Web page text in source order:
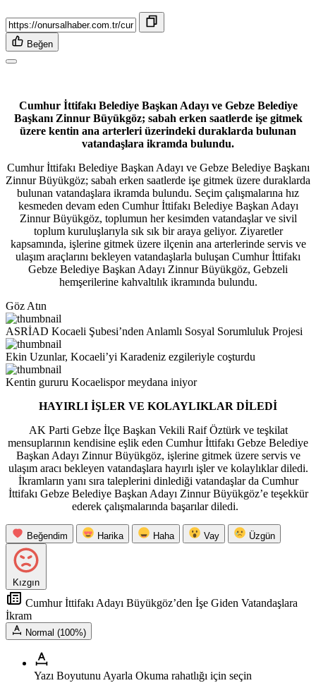
Beğen
Cumhur İttifakı Belediye Başkan Adayı ve Gebze Belediye
Başkanı Zinnur Büyükgöz; sabah erken saatlerde işe gitmek
üzere kentin ana arterleri üzerindeki duraklarda bulunan
vatandaşlara ikramda bulundu.
Cumhur İttifakı Belediye Başkan Adayı ve Gebze Belediye Başkanı
Zinnur Büyükgöz; sabah erken saatlerde işe gitmek üzere duraklarda
bulunan vatandaşlara ikramda bulundu. Seçim çalışmalarına hız
kesmeden devam eden Cumhur İttifakı Belediye Başkan Adayı
Zinnur Büyükgöz, toplumun her kesimden vatandaşlar ve sivil
toplum kuruluşlarıyla sık sık bir araya geliyor. Ziyaretler
kapsamında, işlerine gitmek üzere ilçenin ana arterlerinde servis ve
ulaşım araçlarını bekleyen vatandaşlarla buluşan Cumhur İttifakı
Gebze Belediye Başkan Adayı Zinnur Büyükgöz, Gebzeli
hemşerilerine kahvaltılık ikramında bulundu.
Göz Atın
ASRİAD Kocaeli Şubesi’nden Anlamlı Sosyal Sorumluluk Projesi
Ekin Uzunlar, Kocaeli’yi Karadeniz ezgileriyle coşturdu
Kentin gururu Kocaelispor meydana iniyor
HAYIRLI İŞLER VE KOLAYLIKLAR DİLEDİ
AK Parti Gebze İlçe Başkan Vekili Raif Öztürk ve teşkilat
mensuplarının kendisine eşlik eden Cumhur İttifakı Gebze Belediye
Başkan Adayı Zinnur Büyükgöz, işlerine gitmek üzere servis ve
ulaşım aracı bekleyen vatandaşlara hayırlı işler ve kolaylıklar diledi.
İkramların yanı sıra taleplerini dinlediği vatandaşlar da Cumhur
İttifakı Gebze Belediye Başkan Adayı Zinnur Büyükgöz’e teşekkür
ederek çalışmalarında başarılar diledi.
Beğendim Harika Haha Vay Üzgün
Kızgın
Cumhur İttifakı Adayı Büyükgöz’den İşe Giden Vatandaşlara
İkram
Normal (100%)
Yazı Boyutunu Ayarla Okuma rahatlığı için seçin